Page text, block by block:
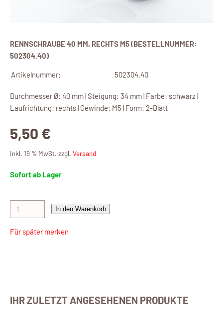
RENNSCHRAUBE 40 MM, RECHTS M5 (BESTELLNUMMER:
502304.40)
Artikelnummer: 502304.40
Durchmesser Ø: 40 mm | Steigung: 34 mm | Farbe: schwarz |
Laufrichtung: rechts | Gewinde: M5 | Form: 2-Blatt
5,50 €
Inkl. 19 % MwSt. zzgl. Versand
Sofort ab Lager
In den Warenkorb
Für später merken
IHR ZULETZT ANGESEHENEN PRODUKTE